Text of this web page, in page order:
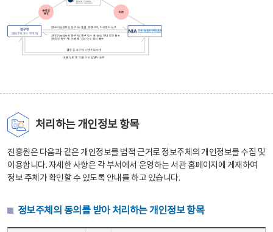
처리하는 개인정보 항목
진흥원은 다음과 같은 개인정보를 법적 근거로 정보주체의 개인정보를 수집 및
이용합니다. 자세한 사항은 각 부서에서 운영하는 서관 홈페이지에 게재하여
정보 주체가 확인할 수 있도록 안내를 하고 있습니다.
정보주체의 동의를 받아 처리하는 개인정보 항목